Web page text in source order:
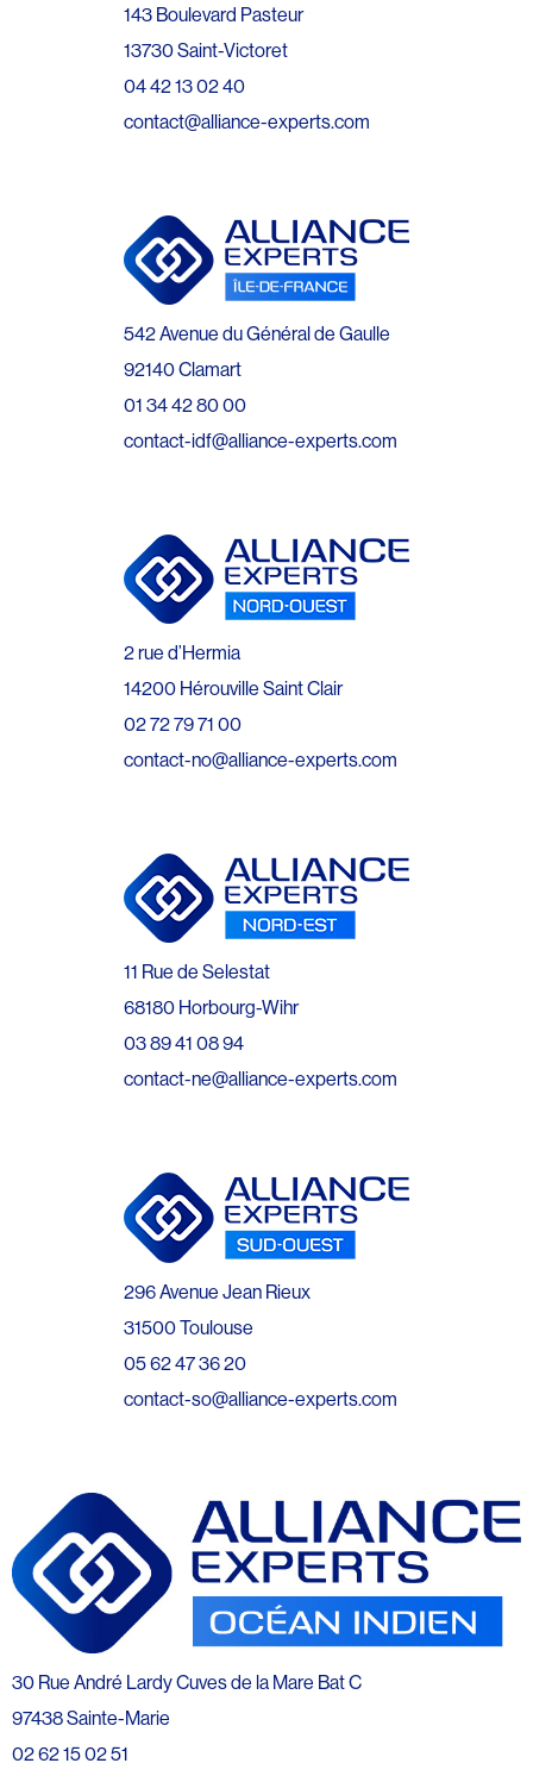
143 Boulevard Pasteur
13730 Saint-Victoret
04 42 13 02 40
contact@alliance-experts.com
542 Avenue du Général de Gaulle
92140 Clamart
01 34 42 80 00
contact-idf@alliance-experts.com
2 rue d’Hermia
14200 Hérouville Saint Clair
02 72 79 71 00
contact-no@alliance-experts.com
11 Rue de Selestat
68180 Horbourg-Wihr
03 89 41 08 94
contact-ne@alliance-experts.com
296 Avenue Jean Rieux
31500 Toulouse
05 62 47 36 20
contact-so@alliance-experts.com
30 Rue André Lardy Cuves de la Mare Bat C
97438 Sainte-Marie
02 62 15 02 51